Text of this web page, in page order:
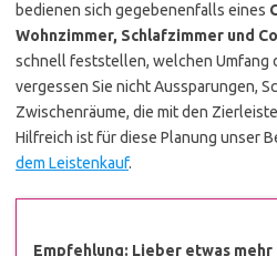
bedienen sich gegebenenfalls eines
Wohnzimmer, Schlafzimmer und Co
schnell feststellen, welchen Umfang
vergessen Sie nicht Aussparungen,
Zwischenräume, die mit den
Hilfreich ist für diese Planung unser
dem Leistenkauf.
Empfehlung: Lieber etwas mehr